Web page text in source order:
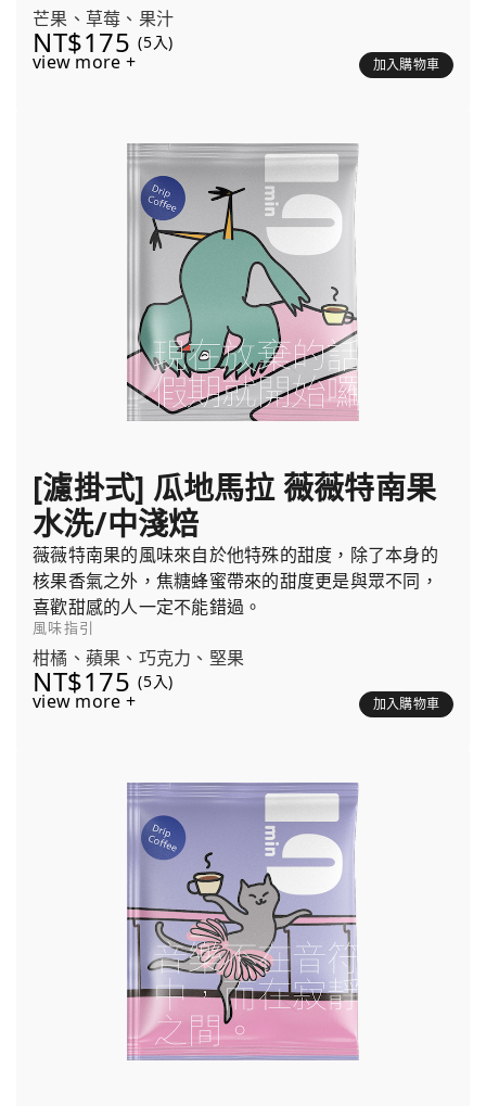
芒果、草莓、果汁
NT$175 (5入)
view more + 加入購物車
[濾掛式] 瓜地馬拉 薇薇特南果
水洗/中淺焙
薇薇特南果的風味來自於他特殊的甜度，除了本身的
核果香氣之外，焦糖蜂蜜帶來的甜度更是與眾不同，
喜歡甜感的人一定不能錯過。
風味指引
柑橘、蘋果、巧克力、堅果
NT$175 (5入)
view more + 加入購物車